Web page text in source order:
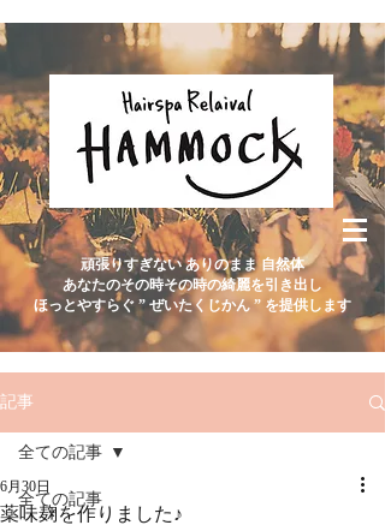
頑張りすぎない ありのまま 自然体
あなたのその時その時の綺麗を引き出し
ほっとやすらぐ ” ぜいたくじかん ” を提供します
記事
全ての記事
全ての記事
薬味麹を作りました♪
6月30日